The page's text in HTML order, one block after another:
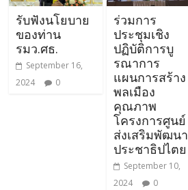
รับฟังนโยบาย
ของท่าน
รมว.ศธ.
September 16,
2024
0
ร่วมการ
ประชุมเชิง
ปฏิบัติการบู
รณาการ
แผนการสร้าง
พลเมือง
คุณภาพ
โครงการศูนย์
ส่งเสริมพัฒนา
ประชาธิปไตย
September 10,
2024
0